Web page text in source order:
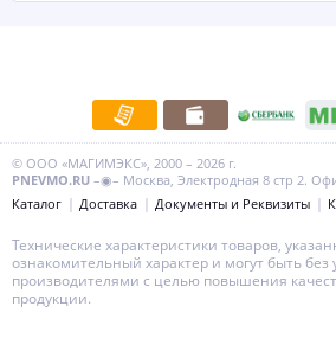
© ООО «МАГИМЭКС», 2000 – 2026 г.
PNEVMO.RU –◉– Москва, Электродная 8 стр 2.
Каталог
Доставка Документы и Реквизиты
Технические характеристики товаров,
ознакомительный характер и могут быть
производителями с целью повышения
продукции.